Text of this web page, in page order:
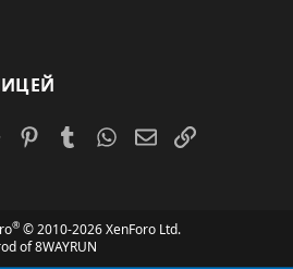
Reddit PinterestTumblr WhatsApp
Электронная
Ссылка
® © 2010-2026 XenForo Ltd.
of8WAYRUN